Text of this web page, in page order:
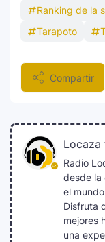
Ranking de la
Tarapoto
Compartir
Locaza
Radio
desde la
el
Disfruta
mejores
una